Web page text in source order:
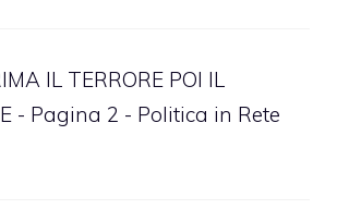
IL TERRORE POI IL
- Pagina 2 - Politica in Rete